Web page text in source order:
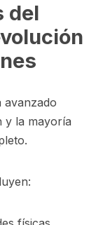
del
avanzado
y la mayoría